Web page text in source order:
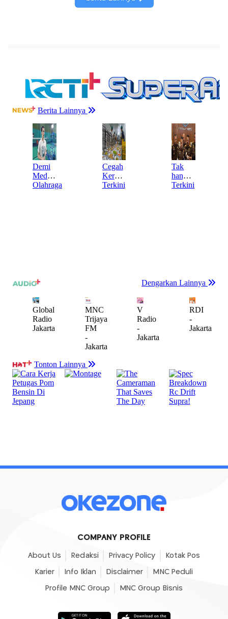
COMPANY PROFILE
About Us Redaksi Privacy Policy Kotak Pos
Karier Info Iklan Disclaimer MNC Peduli
Profile MNC Group MNC Group Bisnis